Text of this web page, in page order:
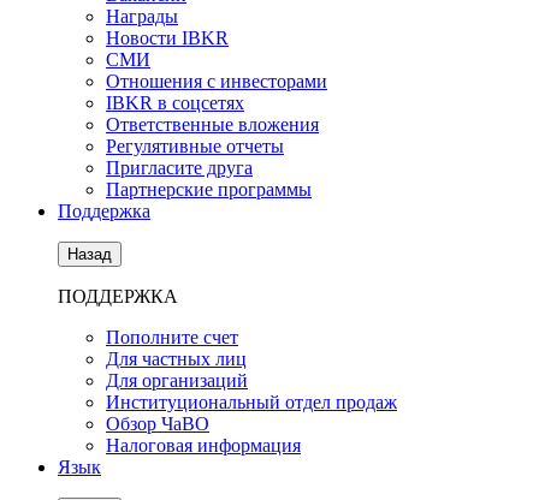
Награды
Новости IBKR
СМИ
Отношения с инвесторами
IBKR в соцсетях
Ответственные вложения
Регулятивные отчеты
Пригласите друга
Партнерские программы
Поддержка
Назад
ПОДДЕРЖКА
Пополните счет
Для частных лиц
Для организаций
Институциональный отдел продаж
Обзор ЧаВО
Налоговая информация
Язык